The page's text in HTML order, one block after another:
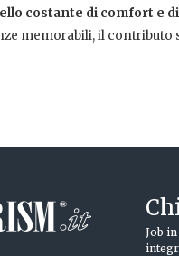
costante di comfort e
memorabili, il
Job